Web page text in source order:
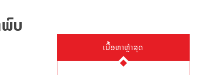
ພົບ
ເນື້ອຫາຫຼ້າສຸດ